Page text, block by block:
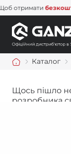
Щоб отримати
Каталог
Щось пішло
розробника